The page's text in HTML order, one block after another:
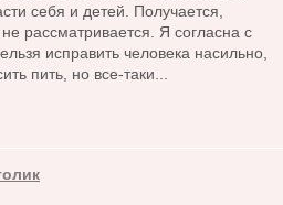
себя и детей. Получается,
рассматривается. Я согласна с
исправить человека насильно,
пить, но все-таки...